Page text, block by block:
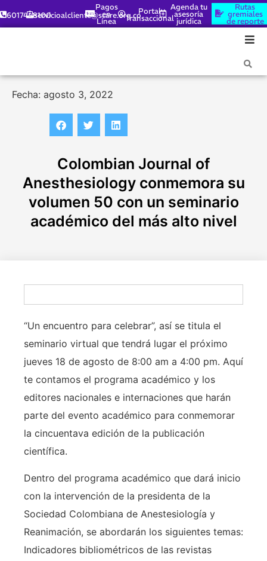
6017448100servicioalcliente@scare.org.co
Pagos
en
Línea
Portal
Transaccional
Agenda tu
asesoría
jurídica
Rutas
gremiales
de reporte
Fecha: agosto 3, 2022
Colombian Journal of
Anesthesiology conmemora su
volumen 50 con un seminario
académico del más alto nivel
“Un encuentro para celebrar”, así se titula el
seminario virtual que tendrá lugar el próximo
jueves 18 de agosto de 8:00 am a 4:00 pm. Aquí
te contamos el programa académico y los
editores nacionales e internaciones que harán
parte del evento académico para conmemorar
la cincuentava edición de la publicación
científica.
Dentro del programa académico que dará inicio
con la intervención de la presidenta de la
Sociedad Colombiana de Anestesiología y
Reanimación, se abordarán los siguientes temas:
Indicadores bibliométricos de las revistas